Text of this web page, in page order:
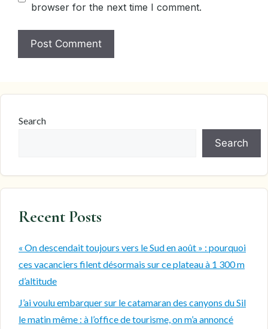
browser for the next time I comment.
Search
Search
Recent Posts
« On descendait toujours vers le Sud en août » : pourquoi
ces vacanciers filent désormais sur ce plateau à 1 300 m
d’altitude
J’ai voulu embarquer sur le catamaran des canyons du Sil
le matin même : à l’office de tourisme, on m’a annoncé